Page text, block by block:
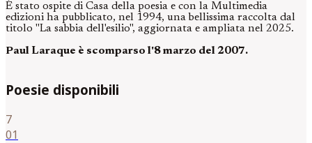
È stato ospite di Casa della poesia e con la Multimedia
edizioni ha pubblicato, nel 1994, una bellissima raccolta dal
titolo "La sabbia dell'esilio", aggiornata e ampliata nel 2025.
Paul Laraque è scomparso l'8 marzo del 2007.
Poesie disponibili
7
01